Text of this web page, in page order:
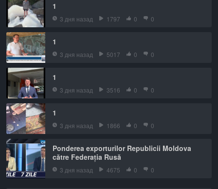
1
3 дня назад 1797 0 0
1
3 дня назад 5017 0 0
1
3 дня назад 3516 0 0
1
3 дня назад 1866 0 0
Ponderea exporturilor Republicii Moldova
către Federația Rusă
3 дня назад 4675 0 0